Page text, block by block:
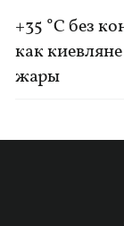
+35 °C без
как
жары